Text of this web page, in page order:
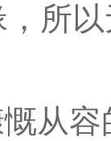
所
从